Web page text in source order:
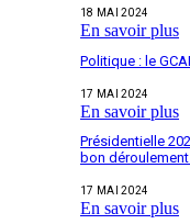
18 MAI 2024
En savoir plus
Politique : le
17 MAI 2024
En savoir plus
Présidentielle
bon
17 MAI 2024
En savoir plus